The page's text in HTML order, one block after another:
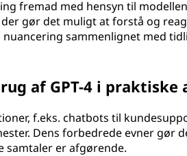
fremad med hensyn til
gør det muligt at forstå og
sammenlignet med
af GPT-4 i praktiske
f.eks. chatbots til
Dens forbedrede evner gør
samtaler er afgørende.